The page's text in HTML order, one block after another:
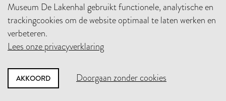
Museum De Lakenhal gebruikt functionele, analytische en
trackingcookies om de website optimaal te laten werken en
verbeteren.
Lees onze privacyverklaring
AKKOORD Doorgaan zonder cookies
+31 (0)71 5165360
INFO@LAKENHAL.NL
STEUN HET MUSEUM
NIEUWSBRIEF